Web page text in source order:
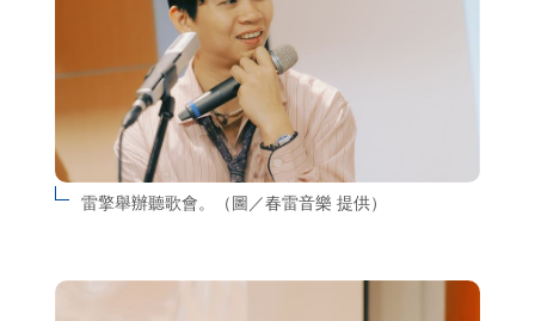
雷擎舉辦聽歌會。（圖／春雷音樂 提供）